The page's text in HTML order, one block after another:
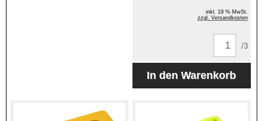
inkl. 19 % MwSt.
zzgl. Versandkosten
/3